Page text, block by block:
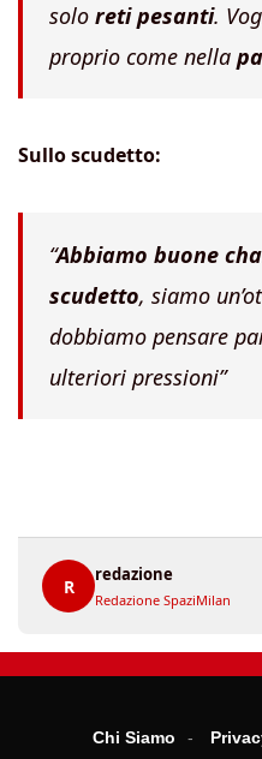
solo reti pesanti.
proprio come nella
Sullo scudetto:
“Abbiamo buone
scudetto, siamo
dobbiamo pensare
ulteriori pressioni”
R
redazione
Redazione SpaziMilan
Chi Siamo